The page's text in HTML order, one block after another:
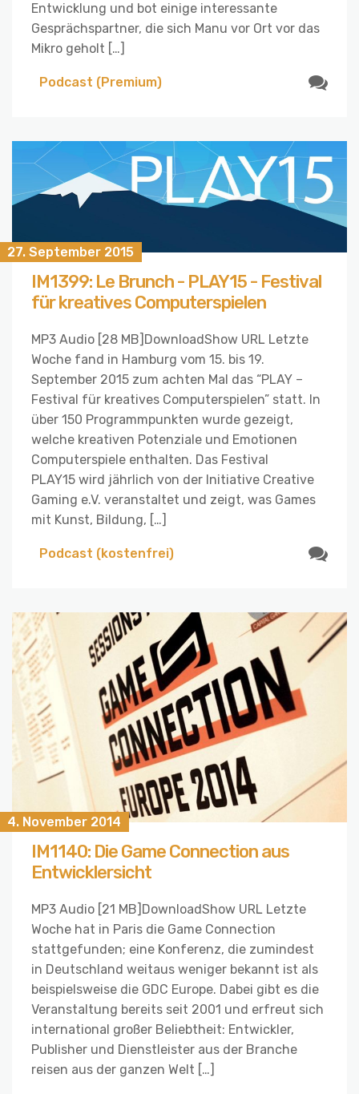
Entwicklung und bot einige interessante
Gesprächspartner, die sich Manu vor Ort vor das
Mikro geholt […]
Podcast (Premium)
27. September 2015
IM1399: Le Brunch - PLAY15 - Festival
für kreatives Computerspielen
MP3 Audio [28 MB]DownloadShow URL Letzte
Woche fand in Hamburg vom 15. bis 19.
September 2015 zum achten Mal das “PLAY –
Festival für kreatives Computerspielen” statt. In
über 150 Programmpunkten wurde gezeigt,
welche kreativen Potenziale und Emotionen
Computerspiele enthalten. Das Festival
PLAY15 wird jährlich von der Initiative Creative
Gaming e.V. veranstaltet und zeigt, was Games
mit Kunst, Bildung, […]
Podcast (kostenfrei)
4. November 2014
IM1140: Die Game Connection aus
Entwicklersicht
MP3 Audio [21 MB]DownloadShow URL Letzte
Woche hat in Paris die Game Connection
stattgefunden; eine Konferenz, die zumindest
in Deutschland weitaus weniger bekannt ist als
beispielsweise die GDC Europe. Dabei gibt es die
Veranstaltung bereits seit 2001 und erfreut sich
international großer Beliebtheit: Entwickler,
Publisher und Dienstleister aus der Branche
reisen aus der ganzen Welt […]